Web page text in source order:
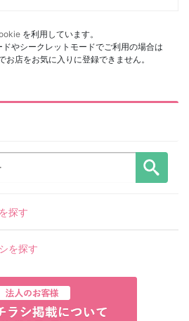
を利用しています。
やシークレットモードでご利用の場合は
店をお気に入りに登録できません。
探す
を探す